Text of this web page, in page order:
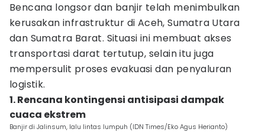
Bencana longsor dan banjir telah menimbulkan
kerusakan infrastruktur di Aceh, Sumatra Utara
dan Sumatra Barat. Situasi ini membuat akses
transportasi darat tertutup, selain itu juga
mempersulit proses evakuasi dan penyaluran
logistik.
1. Rencana kontingensi antisipasi dampak
cuaca ekstrem
Banjir di Jalinsum, lalu lintas lumpuh (IDN Times/Eko Agus Herianto)